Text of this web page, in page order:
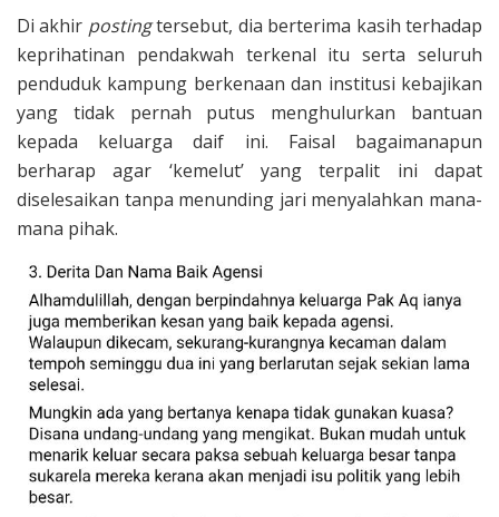
Di akhir postingtersebut, dia berterima kasih terhadap
keprihatinan pendakwah terkenal itu serta seluruh
penduduk kampung berkenaan dan institusi kebajikan
yang tidak pernah putus menghulurkan bantuan
kepada keluarga daif ini. Faisal bagaimanapun
berharap agar ‘kemelut’ yang terpalit ini dapat
diselesaikan tanpa menunding jari menyalahkan mana-
mana pihak.